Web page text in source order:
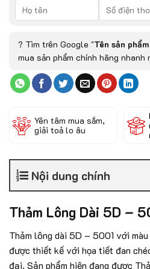
? Tìm trên Google "Tên sản
mua sản phẩm chính hãng nhanh
Yên tâm mua sắm,
giải toả lo âu
Nội dung chính
Thảm Lông Dài 5D –
Thảm lông dài 5D – 5001 với
được thiết kế với họa tiết đan
đại. Sản phẩm hiện đang được